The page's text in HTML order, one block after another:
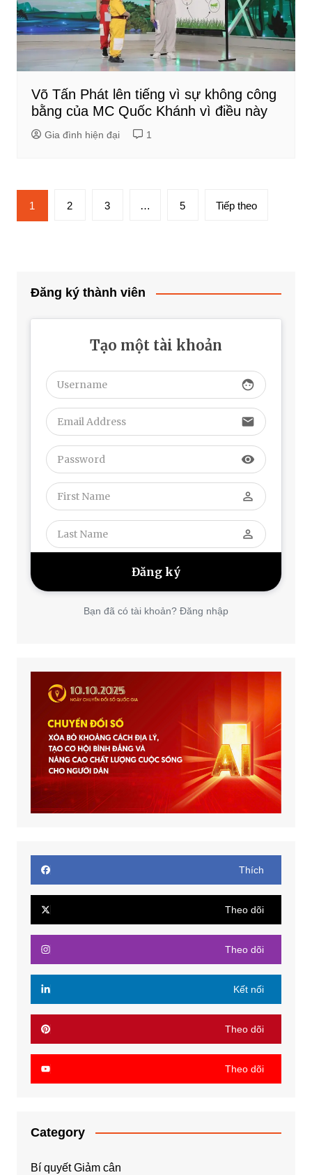
Võ Tấn Phát lên tiếng vì sự không công
bằng của MC Quốc Khánh vì điều này
Gia đình hiện đại 1
Phân
trang
1 2 3 … 5 Tiếp theo
Đăng ký thành viên
Tạo một tài khoản
face
email
visibility
perm_identity
perm_identity
Bạn đã có tài khoản? Đăng nhập
Thích
Theo dõi
Theo dõi
Kết nối
Theo dõi
Theo dõi
Category
Bí quyết Giảm cân